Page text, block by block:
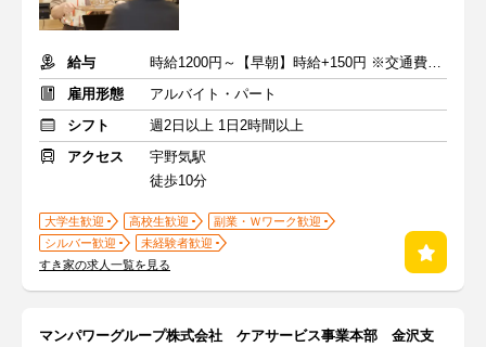
給与
時給1200円～【早朝】時給+150円 ※交通費支給
雇用形態
アルバイト・パート
シフト
週2日以上 1日2時間以上
アクセス
宇野気駅
徒歩10分
大学生歓迎 高校生歓迎
副業・Ｗワーク歓迎
シルバー歓迎
未経験者歓迎
すき家の求人一覧を見る
マンパワーグループ株式会社 ケアサービス事業本部 金沢支